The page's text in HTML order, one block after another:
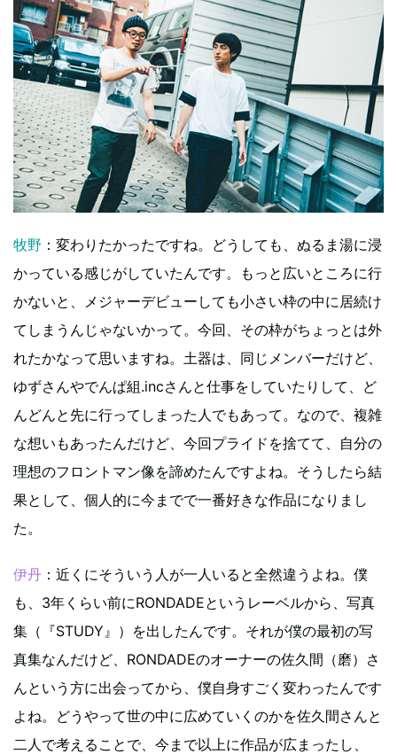
牧野 ：変わりたかったですね。どうしても、ぬるま湯に浸
かっている感じがしていたんです。もっと広いところに行
かないと、メジャーデビューしても小さい枠の中に居続け
てしまうんじゃないかって。今回、その枠がちょっとは外
れたかなって思いますね。土器は、同じメンバーだけど、
ゆずさんやでんぱ組.incさんと仕事をしていたりして、ど
んどんと先に行ってしまった人でもあって。なので、複雑
な想いもあったんだけど、今回プライドを捨てて、自分の
理想のフロントマン像を諦めたんですよね。そうしたら結
果として、個人的に今までで一番好きな作品になりまし
た。
伊丹 ：近くにそういう人が一人いると全然違うよね。僕
も、3年くらい前にRONDADEというレーベルから、写真
集（『STUDY』）を出したんです。それが僕の最初の写
真集なんだけど、RONDADEのオーナーの佐久間（磨）さ
んという方に出会ってから、僕自身すごく変わったんです
よね。どうやって世の中に広めていくのかを佐久間さんと
二人で考えることで、今まで以上に作品が広まったし、